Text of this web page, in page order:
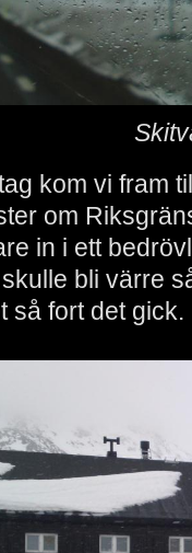
kom vi fram
om
in i ett
bli värre
så fort det gick.